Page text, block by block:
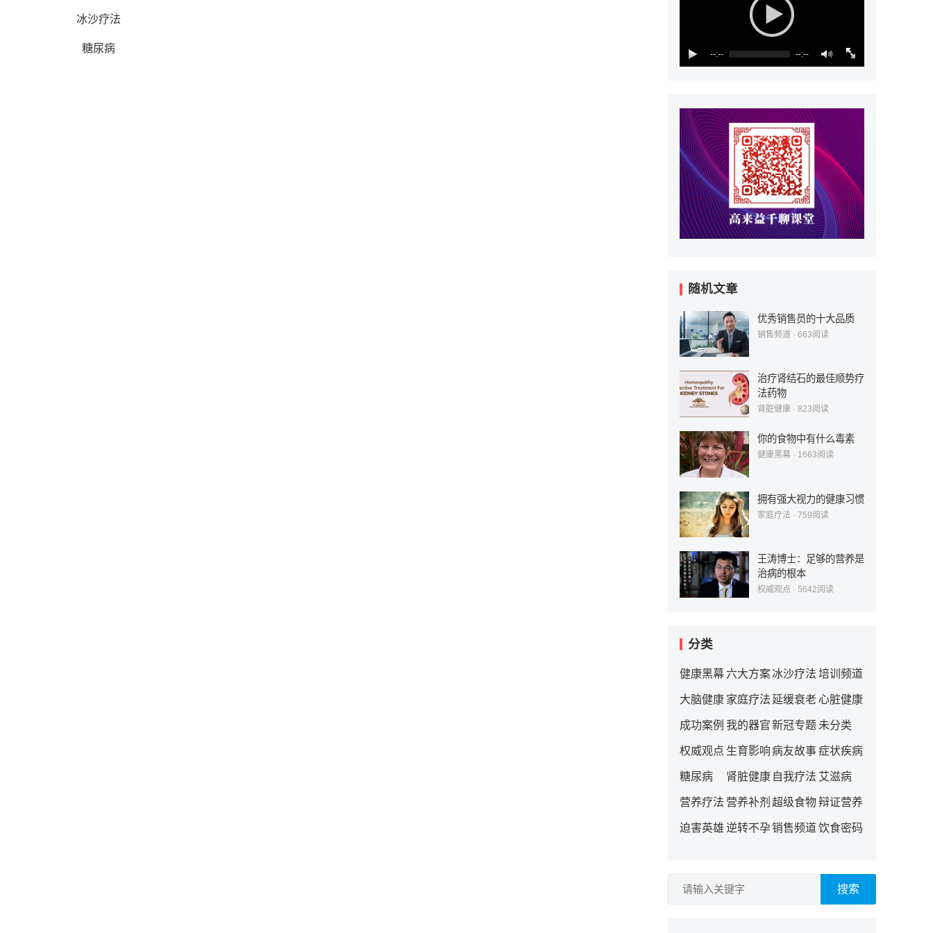
冰沙疗法
糖尿病 --:-- --:--
随机文章
优秀销售员的十大品质
销售频道 · 663阅读
治疗肾结石的最佳顺势疗
法药物
肾脏健康 · 823阅读
你的食物中有什么毒素
健康黑幕 · 1663阅读
拥有强大视力的健康习惯
家庭疗法 · 759阅读
王涛博士：足够的营养是
治病的根本
权威观点 · 5642阅读
分类
健康黑幕 六大方案冰沙疗法 培训频道
大脑健康 家庭疗法 延缓衰老 心脏健康
成功案例 我的器官新冠专题 未分类
权威观点 生育影响病友故事症状疾病
糖尿病 肾脏健康 自我疗法 艾滋病
营养疗法 营养补剂 超级食物辩证营养
迫害英雄 逆转不孕销售频道饮食密码
搜索